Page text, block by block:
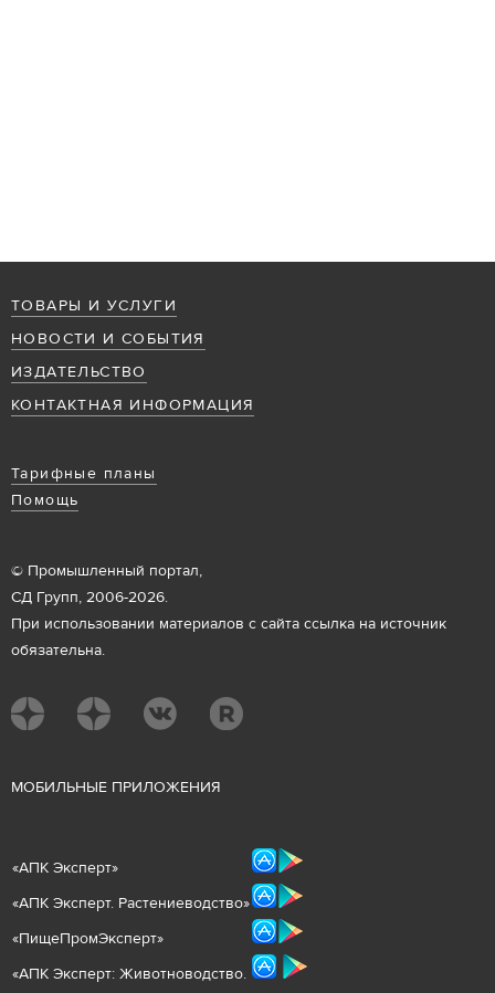
ТОВАРЫ И УСЛУГИ
НОВОСТИ И СОБЫТИЯ
ИЗДАТЕЛЬСТВО
КОНТАКТНАЯ ИНФОРМАЦИЯ
Тарифные планы
Помощь
© Промышленный портал,
СД Групп, 2006-2026.
При использовании материалов с сайта ссылка на источник
обязательна.
МОБИЛЬНЫЕ ПРИЛОЖЕНИЯ
«АПК Эксперт»
«АПК Эксперт. Растениеводство»
«ПищеПромЭксперт»
«АПК Эксперт: Животноводство.